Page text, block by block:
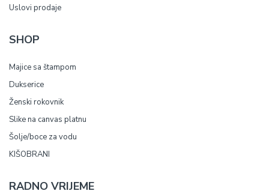
Uslovi prodaje
SHOP
Majice sa štampom
Dukserice
Ženski rokovnik
Slike na canvas platnu
Šolje/boce za vodu
KIŠOBRANI
RADNO VRIJEME